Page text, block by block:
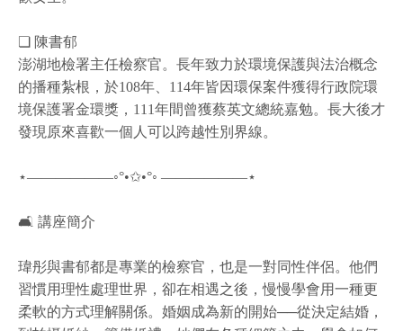
❏ 陳書郁
澎湖地檢署主任檢察官。長年致力於環境保護與法治概念
的播種紮根，於108年、114年皆因環保案件獲得行政院環
境保護署金環獎，111年間曾獲蔡英文總統嘉勉。長大後才
發現原來喜歡一個人可以跨越性別界線。
⋆——————◦°•✩•°◦ ——————⋆
🛋️ 講座簡介
瑋彤與書郁都是專業的檢察官，也是一對同性伴侶。他們
習慣用理性處理世界，卻在相遇之後，慢慢學會用一種更
柔軟的方式理解關係。婚姻成為新的開始──從決定結婚，